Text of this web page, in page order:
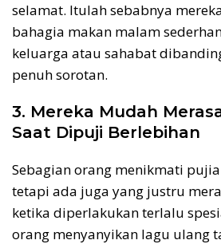
selamat. Itulah sebabnya
bahagia makan malam
keluarga atau sahabat
penuh sorotan.
3. Mereka Mudah
Saat Dipuji Berlebihan
Sebagian orang menikmati
tetapi ada juga yang justru
ketika diperlakukan terlalu
orang menyanyikan lagu ulang